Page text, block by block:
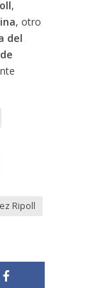
,
, otro
del
Ripoll